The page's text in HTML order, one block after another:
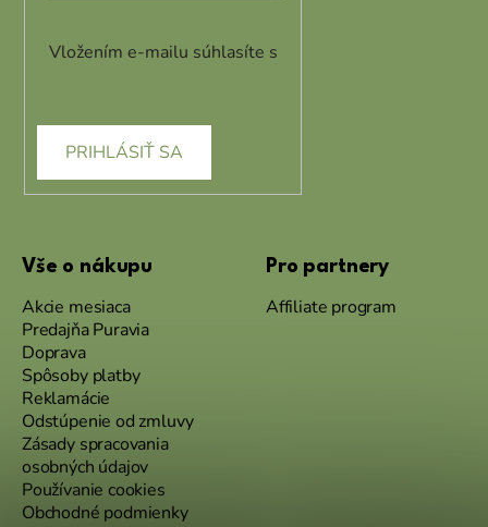
Vložením e-mailu súhlasíte s
PRIHLÁSIŤ SA
Vše o nákupu
Akcie mesiaca
Predajňa Puravia
Doprava
Spôsoby platby
Reklamácie
Odstúpenie od zmluvy
Zásady spracovania
osobných údajov
Používanie cookies
Obchodné podmienky
Pro partnery
Affiliate program